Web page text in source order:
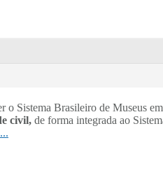
o Sistema Brasileiro de Museus
civil, de forma integrada ao